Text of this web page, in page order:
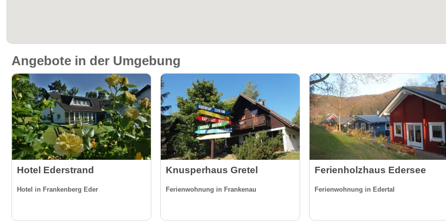
Angebote in der Umgebung
Hotel Ederstrand
Hotel in Frankenberg Eder
Knusperhaus Gretel
Ferienwohnung in Frankenau
Ferienholzhaus Edersee
Ferienwohnung in Edertal